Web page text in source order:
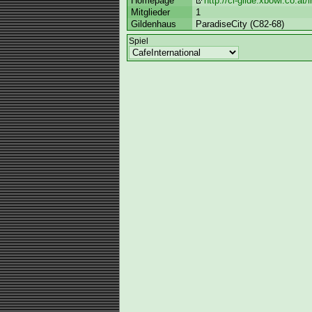
Mitglieder
1
Gildenhaus
ParadiseCity (C82-68)
Spiel